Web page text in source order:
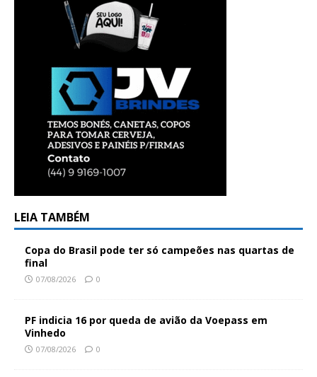
LEIA TAMBÉM
Copa do Brasil pode ter só campeões nas quartas de
final
07/08/2026 0
PF indicia 16 por queda de avião da Voepass em
Vinhedo
07/08/2026 0